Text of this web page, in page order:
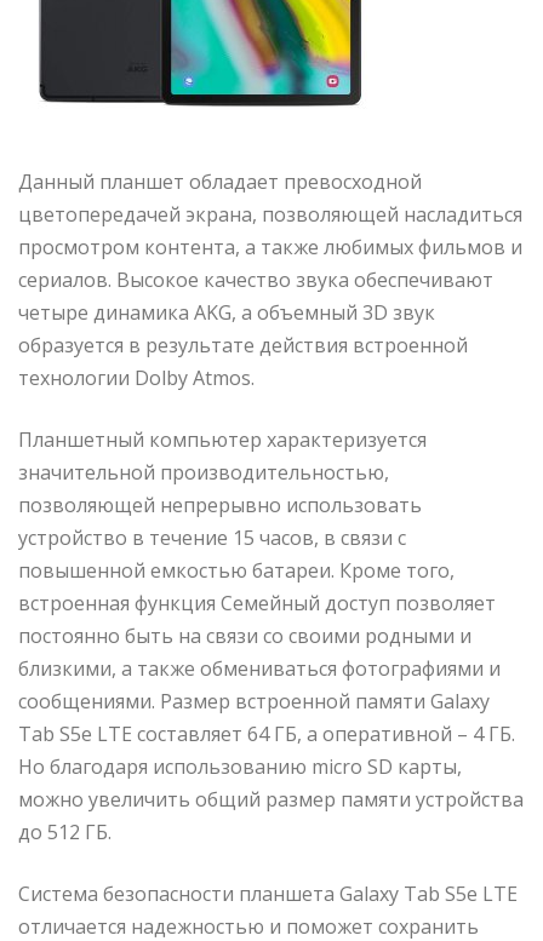
Данный планшет обладает превосходной
цветопередачей экрана, позволяющей насладиться
просмотром контента, а также любимых фильмов и
сериалов. Высокое качество звука обеспечивают
четыре динамика AKG, а объемный 3D звук
образуется в результате действия встроенной
технологии Dolby Atmos.
Планшетный компьютер характеризуется
значительной производительностью,
позволяющей непрерывно использовать
устройство в течение 15 часов, в связи с
повышенной емкостью батареи. Кроме того,
встроенная функция Семейный доступ позволяет
постоянно быть на связи со своими родными и
близкими, а также обмениваться фотографиями и
сообщениями. Размер встроенной памяти Galaxy
Tab S5e LTE составляет 64 ГБ, а оперативной – 4 ГБ.
Но благодаря использованию micro SD карты,
можно увеличить общий размер памяти устройства
до 512 ГБ.
Система безопасности планшета Galaxy Tab S5e LTE
отличается надежностью и поможет сохранить